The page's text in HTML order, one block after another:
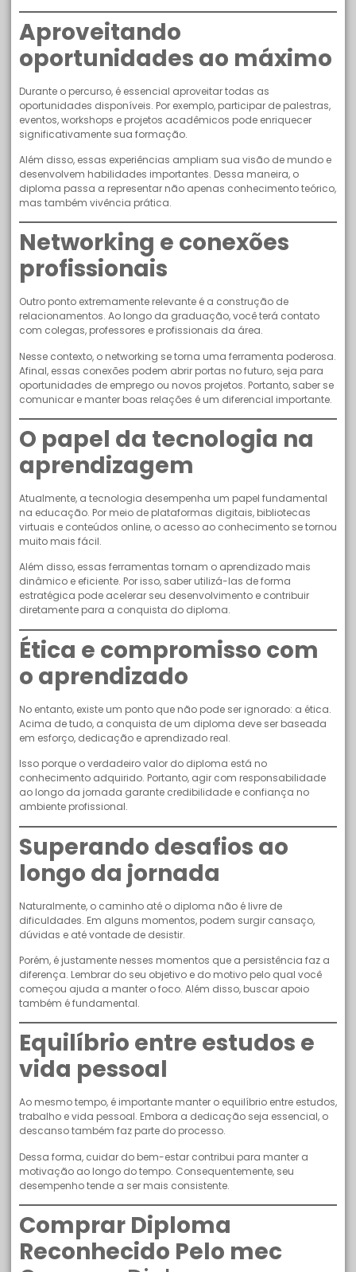
Aproveitando
oportunidades ao máximo
Durante o percurso, é essencial aproveitar todas as
oportunidades disponíveis. Por exemplo, participar de palestras,
eventos, workshops e projetos acadêmicos pode enriquecer
significativamente sua formação.
Além disso, essas experiências ampliam sua visão de mundo e
desenvolvem habilidades importantes. Dessa maneira, o
diploma passa a representar não apenas conhecimento teórico,
mas também vivência prática.
Networking e conexões
profissionais
Outro ponto extremamente relevante é a construção de
relacionamentos. Ao longo da graduação, você terá contato
com colegas, professores e profissionais da área.
Nesse contexto, o networking se torna uma ferramenta poderosa.
Afinal, essas conexões podem abrir portas no futuro, seja para
oportunidades de emprego ou novos projetos. Portanto, saber se
comunicar e manter boas relações é um diferencial importante.
O papel da tecnologia na
aprendizagem
Atualmente, a tecnologia desempenha um papel fundamental
na educação. Por meio de plataformas digitais, bibliotecas
virtuais e conteúdos online, o acesso ao conhecimento se tornou
muito mais fácil.
Além disso, essas ferramentas tornam o aprendizado mais
dinâmico e eficiente. Por isso, saber utilizá-las de forma
estratégica pode acelerar seu desenvolvimento e contribuir
diretamente para a conquista do diploma.
Ética e compromisso com
o aprendizado
No entanto, existe um ponto que não pode ser ignorado: a ética.
Acima de tudo, a conquista de um diploma deve ser baseada
em esforço, dedicação e aprendizado real.
Isso porque o verdadeiro valor do diploma está no
conhecimento adquirido. Portanto, agir com responsabilidade
ao longo da jornada garante credibilidade e confiança no
ambiente profissional.
Superando desafios ao
longo da jornada
Naturalmente, o caminho até o diploma não é livre de
dificuldades. Em alguns momentos, podem surgir cansaço,
dúvidas e até vontade de desistir.
Porém, é justamente nesses momentos que a persistência faz a
diferença. Lembrar do seu objetivo e do motivo pelo qual você
começou ajuda a manter o foco. Além disso, buscar apoio
também é fundamental.
Equilíbrio entre estudos e
vida pessoal
Ao mesmo tempo, é importante manter o equilíbrio entre estudos,
trabalho e vida pessoal. Embora a dedicação seja essencial, o
descanso também faz parte do processo.
Dessa forma, cuidar do bem-estar contribui para manter a
motivação ao longo do tempo. Consequentemente, seu
desempenho tende a ser mais consistente.
Comprar Diploma
Reconhecido Pelo mec